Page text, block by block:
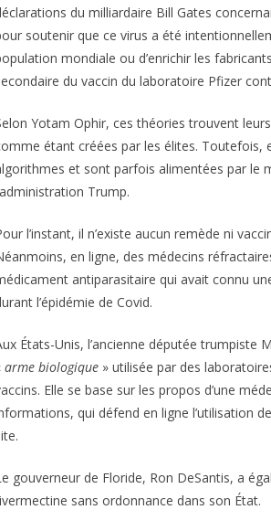
du milliardaire Bill Gates
soutenir que ce virus a été
mondiale ou d’enrichir les
du vaccin du laboratoire Pfizer
Yotam Ophir, ces théories trouvent
étant créées par les élites. Toutefois,
et sont parfois alimentées par le
Trump.
l’instant, il n’existe aucun remède ni
en ligne, des médecins
antiparasitaire qui avait connu
l’épidémie de Covid.
États-Unis, l’ancienne députée trumpiste
arme biologique » utilisée par des
Elle se base sur les propos d’une
qui défend en ligne l’utilisation
gouverneur de Floride, Ron DeSantis, a
sans ordonnance dans son État.